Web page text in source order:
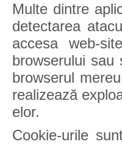
Multe dintre
detectarea
accesa web-
browserului sau
browserul
realizează
elor.
Cookie-urile